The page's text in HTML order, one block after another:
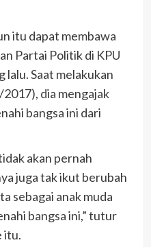
itu dapat membawa
Partai Politik di KPU
lalu. Saat melakukan
dia mengajak
bangsa ini dari
akan pernah
juga tak ikut berubah
sebagai anak muda
bangsa ini,” tutur
itu.